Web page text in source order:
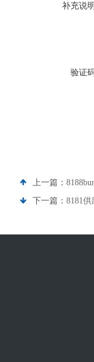
补充说
验证
上一篇：
下一篇： 8181